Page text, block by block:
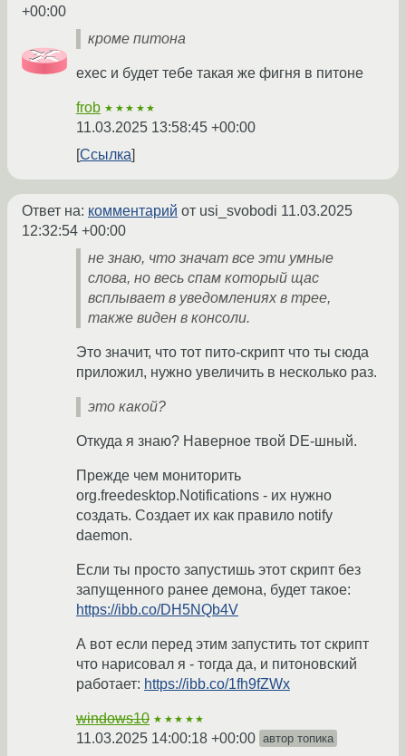
+00:00
кроме питона
exec и будет тебе такая же фигня в питоне
frob ★★★★★
11.03.2025 13:58:45 +00:00
Ссылка
Ответ на: комментарий от usi_svobodi 11.03.2025
12:32:54 +00:00
не знаю, что значат все эти умные
слова, но весь спам который щас
всплывает в уведомлениях в трее,
также виден в консоли.
Это значит, что тот пито-скрипт что ты сюда
приложил, нужно увеличить в несколько раз.
это какой?
Откуда я знаю? Наверное твой DE-шный.
Прежде чем мониторить
org.freedesktop.Notifications - их нужно
создать. Создает их как правило notify
daemon.
Если ты просто запустишь этот скрипт без
запущенного ранее демона, будет такое:
https://ibb.co/DH5NQb4V
А вот если перед этим запустить тот скрипт
что нарисовал я - тогда да, и питоновский
работает: https://ibb.co/1fh9fZWx
windows10 ★★★★★
11.03.2025 14:00:18 +00:00 автор топика